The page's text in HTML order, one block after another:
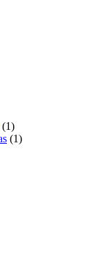
(1)
(1)